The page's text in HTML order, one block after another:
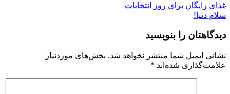
راهبری
نوشته
غذای رایگان برای روز انتخابات
سلام دنیا!
دیدگاهتان را بنویسید
نشانی ایمیل شما منتشر نخواهد شد. بخش‌های موردنیاز
علامت‌گذاری شده‌اند *